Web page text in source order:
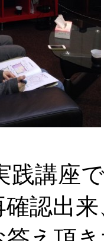
践講座
認出来